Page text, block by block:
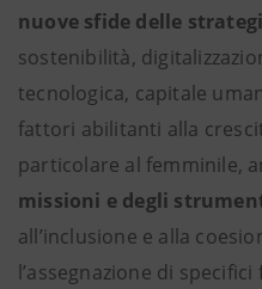
nuove sfide delle
sostenibilità,
tecnologica, capitale
fattori abilitanti alla
particolare al femminile,
missioni e degli
all’inclusione e alla
l’assegnazione di